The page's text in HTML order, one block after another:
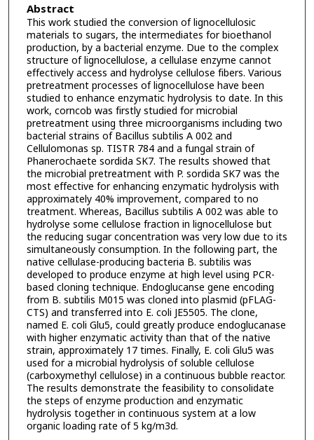
Abstract
This work studied the conversion of lignocellulosic
materials to sugars, the intermediates for bioethanol
production, by a bacterial enzyme. Due to the complex
structure of lignocellulose, a cellulase enzyme cannot
effectively access and hydrolyse cellulose fibers. Various
pretreatment processes of lignocellulose have been
studied to enhance enzymatic hydrolysis to date. In this
work, corncob was firstly studied for microbial
pretreatment using three microorganisms including two
bacterial strains of Bacillus subtilis A 002 and
Cellulomonas sp. TISTR 784 and a fungal strain of
Phanerochaete sordida SK7. The results showed that
the microbial pretreatment with P. sordida SK7 was the
most effective for enhancing enzymatic hydrolysis with
approximately 40% improvement, compared to no
treatment. Whereas, Bacillus subtilis A 002 was able to
hydrolyse some cellulose fraction in lignocellulose but
the reducing sugar concentration was very low due to its
simultaneously consumption. In the following part, the
native cellulase-producing bacteria B. subtilis was
developed to produce enzyme at high level using PCR-
based cloning technique. Endoglucanse gene encoding
from B. subtilis M015 was cloned into plasmid (pFLAG-
CTS) and transferred into E. coli JE5505. The clone,
named E. coli Glu5, could greatly produce endoglucanase
with higher enzymatic activity than that of the native
strain, approximately 17 times. Finally, E. coli Glu5 was
used for a microbial hydrolysis of soluble cellulose
(carboxymethyl cellulose) in a continuous bubble reactor.
The results demonstrate the feasibility to consolidate
the steps of enzyme production and enzymatic
hydrolysis together in continuous system at a low
organic loading rate of 5 kg/m3d.